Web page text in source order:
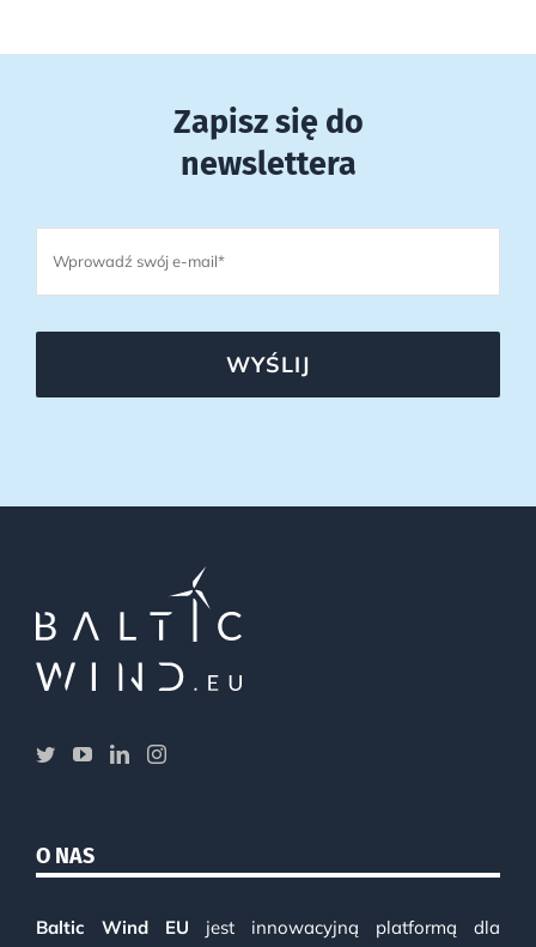
Zapisz się do
newslettera
WYŚLIJ
O NAS
Baltic Wind EU jest innowacyjną platformą dla